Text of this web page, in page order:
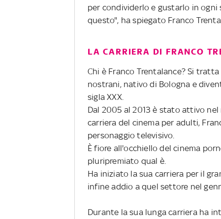
per condividerlo e gustarlo in
questo", ha spiegato Franco
LA CARRIERA DI FRANCO
Chi è Franco Trentalance? Si
nostrani, nativo di Bologna e
sigla XXX.
Dal 2005 al 2013 è stato attivo
carriera del cinema per adulti,
personaggio televisivo.
È fiore all'occhiello del cinema
pluripremiato qual è.
Ha iniziato la sua carriera per il
infine addio a quel settore nel
Durante la sua lunga carriera ha